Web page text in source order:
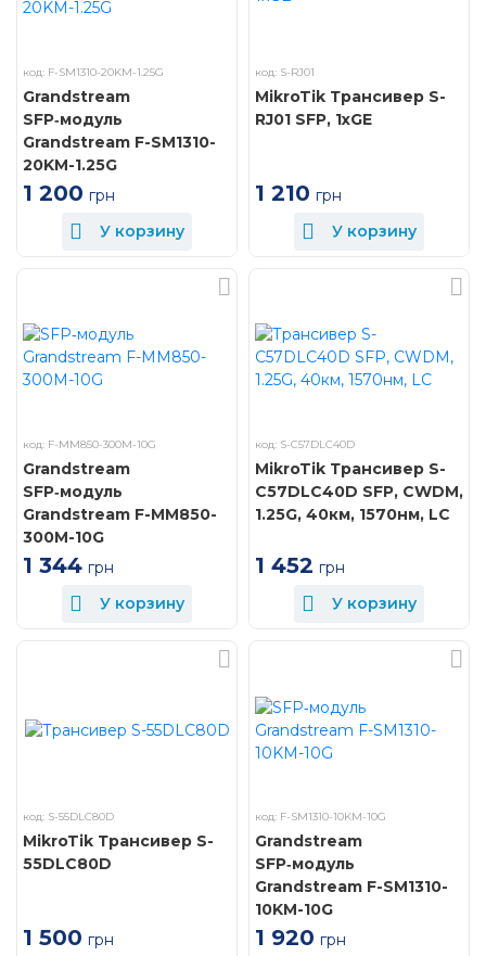
код: F-SM1310-20KM-1.25G
Grandstream
SFP‑модуль
Grandstream F-SM1310-
20KM-1.25G
1 200 грн
У корзину
код: S-RJ01
MikroTik Трансивер S-
RJ01 SFP, 1xGE
1 210 грн
У корзину
код: F-MM850-300M-10G
Grandstream
SFP‑модуль
Grandstream F-MM850-
300M-10G
1 344 грн
У корзину
код: S-C57DLC40D
MikroTik Трансивер S-
C57DLC40D SFP, CWDM,
1.25G, 40км, 1570нм, LC
1 452 грн
У корзину
код: S-55DLC80D
MikroTik Трансивер S-
55DLC80D
1 500 грн
код: F-SM1310-10KM-10G
Grandstream
SFP‑модуль
Grandstream F-SM1310-
10KM-10G
1 920 грн